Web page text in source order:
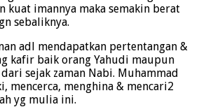
kuat imannya maka semakin berat
sebaliknya.
adl mendapatkan pertentangan &
kafir baik orang Yahudi maupun
sejak zaman Nabi. Muhammad
mencerca, menghina & mencari2
yg mulia ini.